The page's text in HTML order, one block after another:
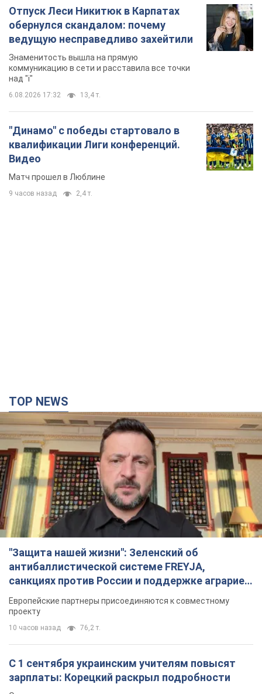
Отпуск Леси Никитюк в Карпатах
обернулся скандалом: почему
ведущую несправедливо захейтили
Знаменитость вышла на прямую
коммуникацию в сети и расставила все точки
над "i"
6.08.2026 17:32 13,4 т.
"Динамо" с победы стартовало в
квалификации Лиги конференций.
Видео
Матч прошел в Люблине
9 часов назад 2,4 т.
TOP NEWS
"Защита нашей жизни": Зеленский об
антибаллистической системе FREYJA,
санкциях против России и поддержке аграриев.
Видео
Европейские партнеры присоединяются к совместному
проекту
10 часов назад 76,2 т.
С 1 сентября украинским учителям повысят
зарплаты: Корецкий раскрыл подробности